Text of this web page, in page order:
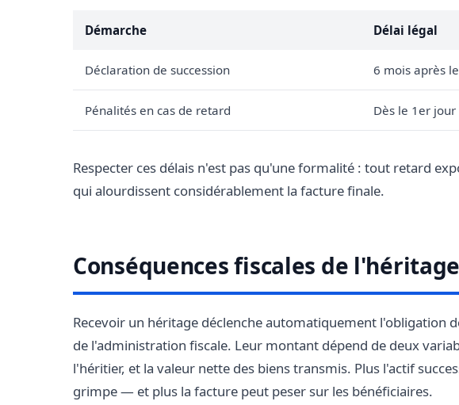
Démarche Délai légal
Déclaration de succession 6 mois après
Pénalités en cas de retard Dès le 1er
Respecter ces délais n'est pas qu'une formalité : tout retard
qui alourdissent considérablement la facture finale.
Conséquences fiscales de l'héritage
Recevoir un héritage déclenche automatiquement l'obligation
de l'administration fiscale. Leur montant dépend de deux
l'héritier, et la valeur nette des biens transmis. Plus l'actif
grimpe — et plus la facture peut peser sur les bénéficiaires.